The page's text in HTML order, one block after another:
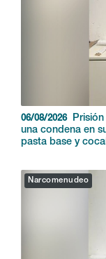
06/08/2026
una condena en
pasta base y
Narcomenudeo